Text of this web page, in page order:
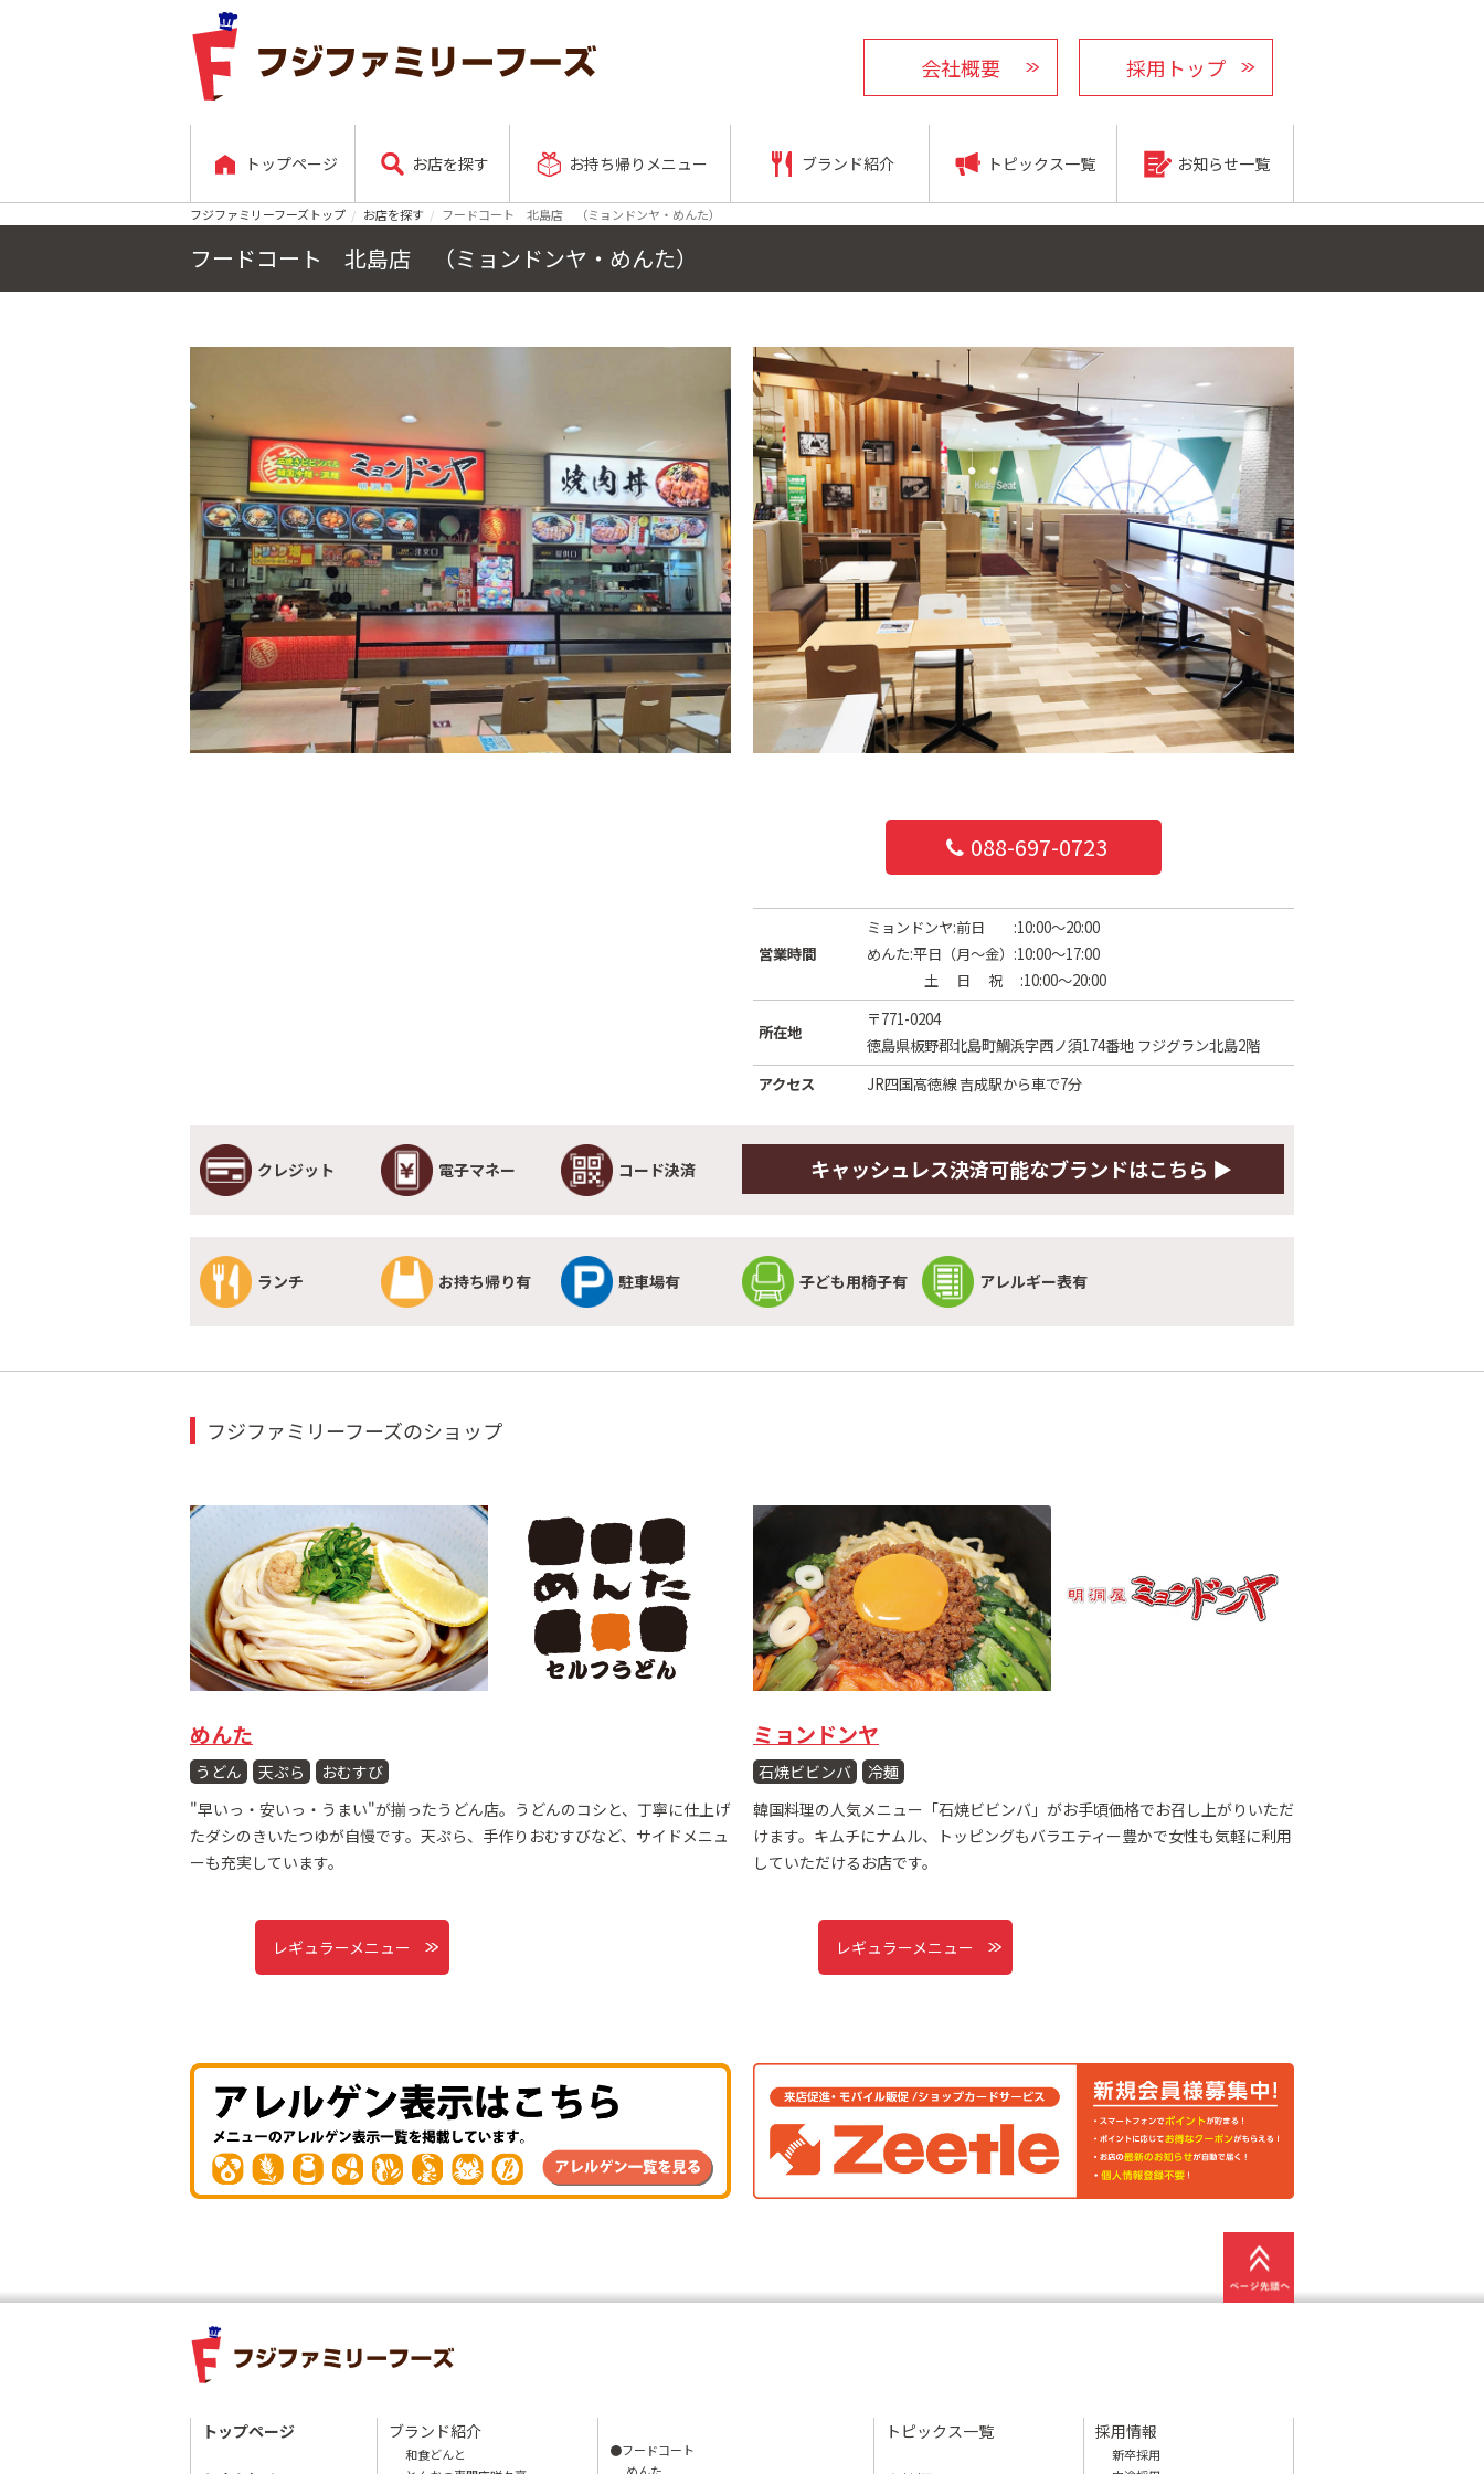
会社概要 採用トップ
トップページ お店を探す お持ち帰りメニュー ブランド紹介 トピックス一覧 お知らせ一覧
フジファミリーフーズトップ お店を探す フードコート 北島店 （ミョンドンヤ・めんた）
フードコート 北島店 （ミョンドンヤ・めんた）
088-697-0723
営業時間
ミョンドンヤ:前日 :10:00～20:00
めんた:平日（月〜金）:10:00～17:00
土 日 祝 :10:00～20:00
所在地
〒771-0204
徳島県板野郡北島町鯛浜字西ノ須174番地 フジグラン北島2階
アクセス
JR四国高徳線 吉成駅から車で7分
クレジット 電子マネー コード決済 キャッシュレス決済可能なブランドはこちら ▶
ランチ お持ち帰り有 駐車場有 子ども用椅子有 アレルギー表有
フジファミリーフーズのショップ
めんた
うどん 天ぷら
おむすび
"早いっ・安いっ・うまい"が揃ったうどん店。うどんのコシと、丁寧に仕上げ
たダシのきいたつゆが自慢です。天ぷら、手作りおむすびなど、サイドメニュ
ーも充実しています。
レギュラーメニュー
ミョンドンヤ
石焼ビビンバ
冷麺
韓国料理の人気メニュー「石焼ビビンバ」がお手頃価格でお召し上がりいただ
けます。キムチにナムル、トッピングもバラエティー豊かで女性も気軽に利用
していただけるお店です。
レギュラーメニュー
トップページ ブランド紹介
和食どんと
●フードコート
トピックス一覧 採用情報
新卒採用